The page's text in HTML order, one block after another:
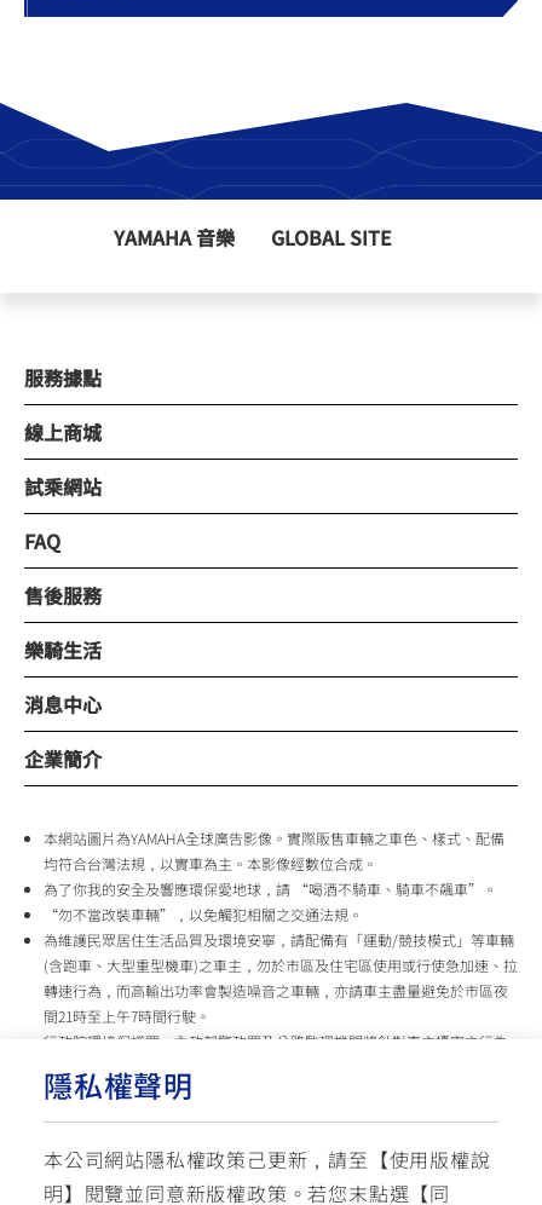
隱私權聲明
本公司網站隱私權政策己更新，請至【使用版權說
明】閱覽並同意新版權政策。 若您末點選【同
YAMAHA 音樂 GLOBAL SITE
服務據點
線上商城
試乘網站
FAQ
售後服務
樂騎生活
消息中心
企業簡介
本網站圖片為YAMAHA全球廣告影像。實際販售車輛之車色、樣式、配備
均符合台灣法規，以實車為主。本影像經數位合成。
為了你我的安全及響應環保愛地球，請 “喝酒不騎車、騎車不飆車”。
“勿不當改裝車輛”，以免觸犯相關之交通法規。
為維護民眾居住生活品質及環境安寧，請配備有「運動/競技模式」等車輛
(含跑車、大型重型機車)之車主，勿於市區及住宅區使用或行使急加速、拉
轉速行為，而高輸出功率會製造噪音之車輛，亦請車主盡量避免於市區夜
間21時至上午7時間行駛。
行政院環境保護署、內政部警政署及公路監理機關將針對車主擾寧之行為
台灣山葉機車 關心您
使用版權說明 隱私權政策 交通安全入口網